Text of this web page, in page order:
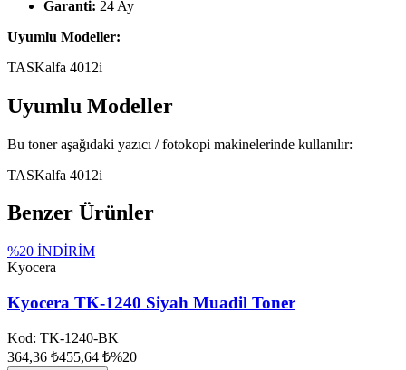
Garanti: 24 Ay
Uyumlu Modeller:
TASKalfa 4012i
Uyumlu Modeller
Bu toner aşağıdaki yazıcı / fotokopi makinelerinde kullanılır:
TASKalfa 4012i
Benzer Ürünler
%20 İNDİRİM
Kyocera
Kyocera TK-1240 Siyah Muadil Toner
Kod: TK-1240-BK
364,36 ₺455,64 ₺%20